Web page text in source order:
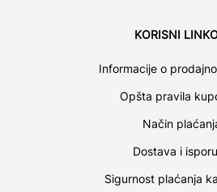
KORISNI
Informacije o
Opšta pravila
Način
Dostava i
Sigurnost plaćanja